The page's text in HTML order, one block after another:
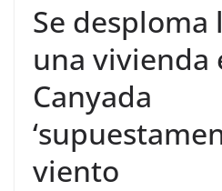
Se desploma
una vivienda
Canyada
viento